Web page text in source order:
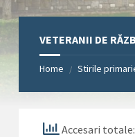
VETERANII DE
Home / Stirile
Accesari